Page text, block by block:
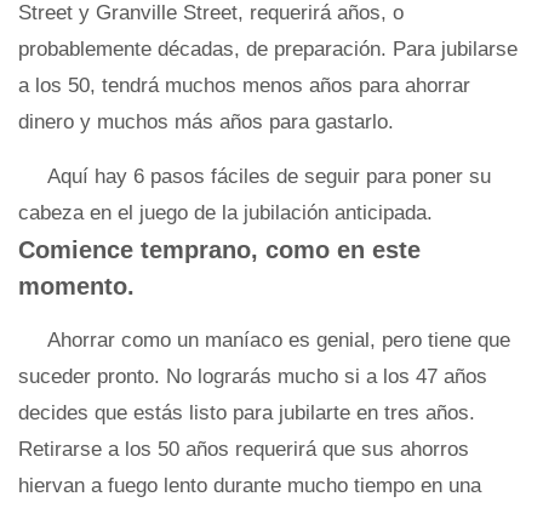
Street y Granville Street, requerirá años, o
probablemente décadas, de preparación. Para jubilarse
a los 50, tendrá muchos menos años para ahorrar
dinero y muchos más años para gastarlo.
Aquí hay 6 pasos fáciles de seguir para poner su
cabeza en el juego de la jubilación anticipada.
Comience temprano, como en este
momento.
Ahorrar como un maníaco es genial, pero tiene que
suceder pronto. No lograrás mucho si a los 47 años
decides que estás listo para jubilarte en tres años.
Retirarse a los 50 años requerirá que sus ahorros
hiervan a fuego lento durante mucho tiempo en una